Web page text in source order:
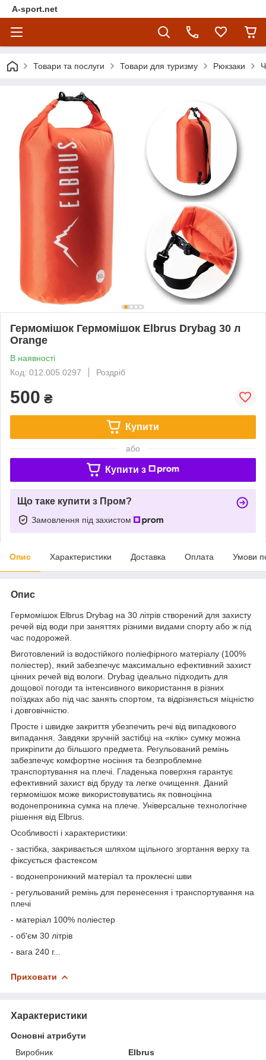
A-sport.net
Товари та послуги Товари для туризму Рюкзаки
Гермомішок Гермомішок Elbrus Drybag 30 л
Orange
В наявності
Код: 012.005.0297
Роздріб
500 ₴
Купити
або
Купити з
Що таке купити з Пром?
Замовлення під захистом
Опис Характеристики Доставка Оплата Умови
Опис
Гермомішок Elbrus Drybag на 30 літрів створений для захисту
речей від води при заняттях різними видами спорту або ж під
час подорожей.
Виготовлений із водостійкого поліефірного матеріалу (100%
поліестер), який забезпечує максимально ефективний захист
цінних речей від вологи. Drybag ідеально підходить для
дощової погоди та інтенсивного використання в різних
поїздках або під час занять спортом, та відрізняється міцністю
і довговічністю.
Просте і швидке закриття убезпечить речі від випадкового
випадання. Завдяки зручній застібці на «клік» сумку можна
прикріпити до більшого предмета. Регульований ремінь
забезпечує комфортне носіння та безпроблемне
транспортування на плечі. Гладенька поверхня гарантує
ефективний захист від бруду та легке очищення. Даний
гермомішок може використовуватись як повноцінна
водонепроникна сумка на плече. Універсальне технологічне
рішення від Elbrus.
Особливості і характеристики:
- застібка, закривається шляхом щільного згортання верху та
фіксується фастексом
- водонепроникний матеріал та проклеєні шви
- регульований ремінь для перенесення і транспортування на
плечі
- матеріал 100% поліестер
- об'єм 30 літрів
- вага 240 г...
Приховати
Характеристики
Основні атрибути
Виробник
Elbrus